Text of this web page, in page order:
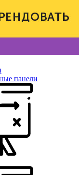
панели